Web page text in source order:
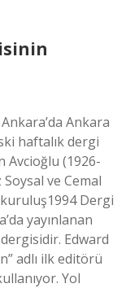
Ankara
haftalık dergi
Avcioğlu (1926-
ve Cemal
Dergi
yayınlanan
Edward
adlı ilk editörü
Yol